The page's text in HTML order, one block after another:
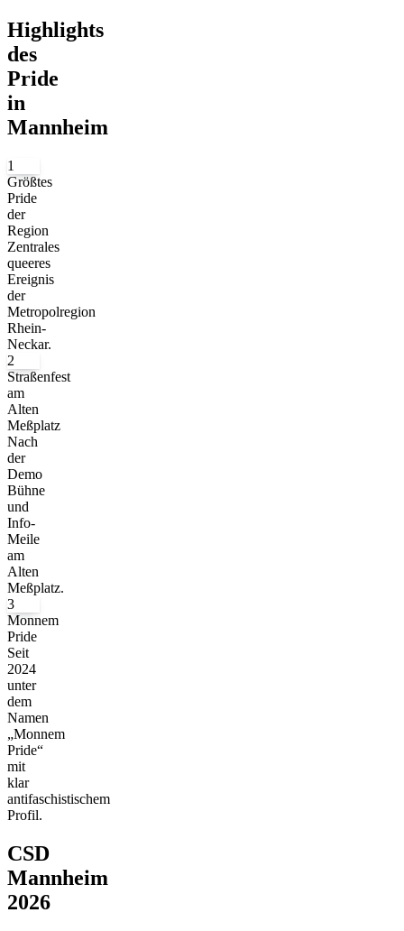
Highlights
des
Pride
in
Mannheim
1
Größtes
Pride
der
Region
Zentrales
queeres
Ereignis
der
Metropolregion
Rhein-
Neckar.
2
Straßenfest
am
Alten
Meßplatz
Nach
der
Demo
Bühne
und
Info-
Meile
am
Alten
Meßplatz.
3
Monnem
Pride
Seit
2024
unter
dem
Namen
„Monnem
Pride“
mit
klar
antifaschistischem
Profil.
CSD
Mannheim
2026